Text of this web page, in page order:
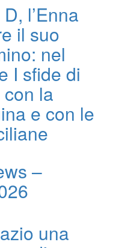
l’Enna
il suo
nel
I sfide di
la
e con le
–
una